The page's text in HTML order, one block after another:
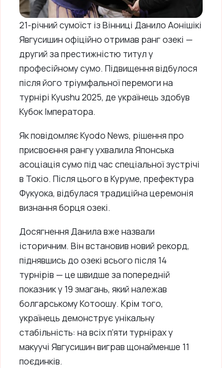
21-річний сумоїст із Вінниці Данило Аонішікі
Явгусишин офіційно отримав ранг озекі —
другий за престижністю титул у
професійному сумо. Підвищення відбулося
після його тріумфальної перемоги на
турнірі Kyushu 2025, де українець здобув
Кубок Імператора.
Як повідомляє Kyodo News, рішення про
присвоєння рангу ухвалила Японська
асоціація сумо під час спеціальної зустрічі
в Токіо. Після цього в Куруме, префектура
Фукуока, відбулася традиційна церемонія
визнання борця озекі.
Досягнення Данила вже назвали
історичним. Він встановив новий рекорд,
піднявшись до озекі всього після 14
турнірів — це швидше за попередній
показник у 19 змагань, який належав
болгарському Котоошу. Крім того,
українець демонструє унікальну
стабільність: на всіх п’яти турнірах у
макуучі Явгусишин виграв щонайменше 11
поєдинків.